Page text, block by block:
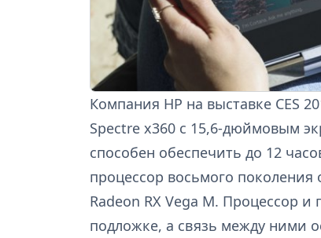
Компания HP на выставке CES
Spectre x360 с 15,6-дюймовым
способен обеспечить до 12
процессор восьмого
Radeon RX Vega M. Процессор
подложке, а связь между ними